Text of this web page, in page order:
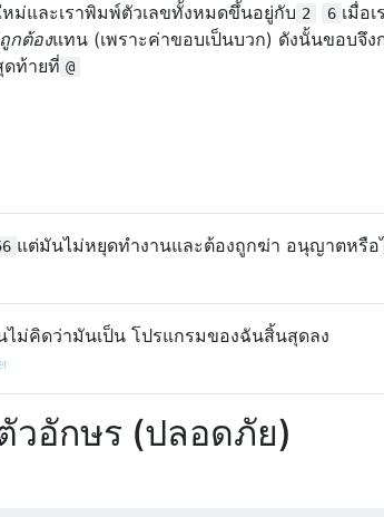
ม่และเราพิมพ์ตัวเลขทั้งหมดขึ้นอยู่กับ 2 6 เมื่อ
ถูกต้องแทน (เพราะค่าขอบเป็นบวก) ดังนั้นขอบจึง
ดท้ายที่ @
แต่มันไม่หยุดทำงานและต้องถูกฆ่า อนุญาตหรือ
ไม่คิดว่ามันเป็น โปรแกรมของฉันสิ้นสุดลง
วอักษร (ปลอดภัย)